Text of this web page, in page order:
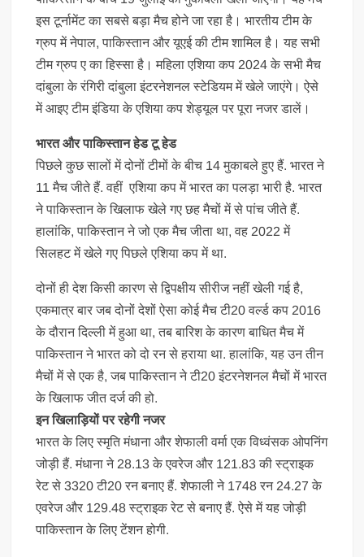
इस टूर्नामेंट का सबसे बड़ा मैच होने जा रहा है। भारतीय टीम के
ग्रुप में नेपाल, पाकिस्तान और यूएई की टीम शामिल है। यह सभी
टीम ग्रुप ए का हिस्सा है। महिला एशिया कप 2024 के सभी मैच
दांबुला के रंगिरी दांबुला इंटरनेशनल स्टेडियम में खेले जाएंगे। ऐसे
में आइए टीम इंडिया के एशिया कप शेड्यूल पर पूरा नजर डालें।
भारत और पाकिस्तान हेड टू हेड
पिछले कुछ सालों में दोनों टीमों के बीच 14 मुकाबले हुए हैं. भारत ने
11 मैच जीते हैं. वहीं एशिया कप में भारत का पलड़ा भारी है. भारत
ने पाकिस्तान के खिलाफ खेले गए छह मैचों में से पांच जीते हैं.
हालांकि, पाकिस्तान ने जो एक मैच जीता था, वह 2022 में
सिलहट में खेले गए पिछले एशिया कप में था.
दोनों ही देश किसी कारण से द्विपक्षीय सीरीज नहीं खेली गई है,
एकमात्र बार जब दोनों देशों ऐसा कोई मैच टी20 वर्ल्ड कप 2016
के दौरान दिल्ली में हुआ था, तब बारिश के कारण बाधित मैच में
पाकिस्तान ने भारत को दो रन से हराया था. हालांकि, यह उन तीन
मैचों में से एक है, जब पाकिस्तान ने टी20 इंटरनेशनल मैचों में भारत
के खिलाफ जीत दर्ज की हो.
इन ख‍िलाड़‍ियों पर रहेगी नजर
भारत के लिए स्मृति मंधाना और शेफाली वर्मा एक विध्वंसक ओपनिंग
जोड़ी हैं. मंधाना ने 28.13 के एवरेज और 121.83 की स्ट्राइक
रेट से 3320 टी20 रन बनाए हैं. शेफाली ने 1748 रन 24.27 के
एवरेज और 129.48 स्ट्राइक रेट से बनाए हैं. ऐसे में यह जोड़ी
पाकिस्तान के लिए टेंशन होगी.